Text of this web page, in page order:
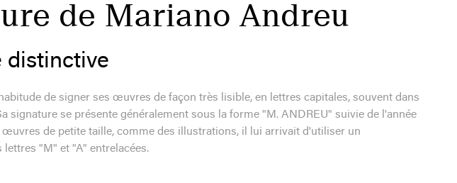
de Mariano Andreu
distinctive
de signer ses œuvres de façon très lisible, en lettres capitales, souvent dans
signature se présente généralement sous la forme "M. ANDREU" suivie de l'année
œuvres de petite taille, comme des illustrations, il lui arrivait d'utiliser un
"M" et "A" entrelacées.